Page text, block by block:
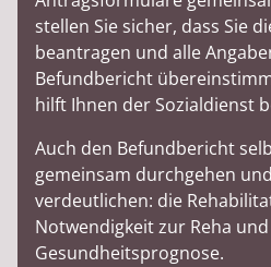
stellen Sie sicher, dass Sie
beantragen und alle
Befundbericht
hilft Ihnen der Sozialdienst
Auch den Befundbericht
gemeinsam durchgehen
verdeutlichen: die
Notwendigkeit zur Reha
Gesundheitsprognose.